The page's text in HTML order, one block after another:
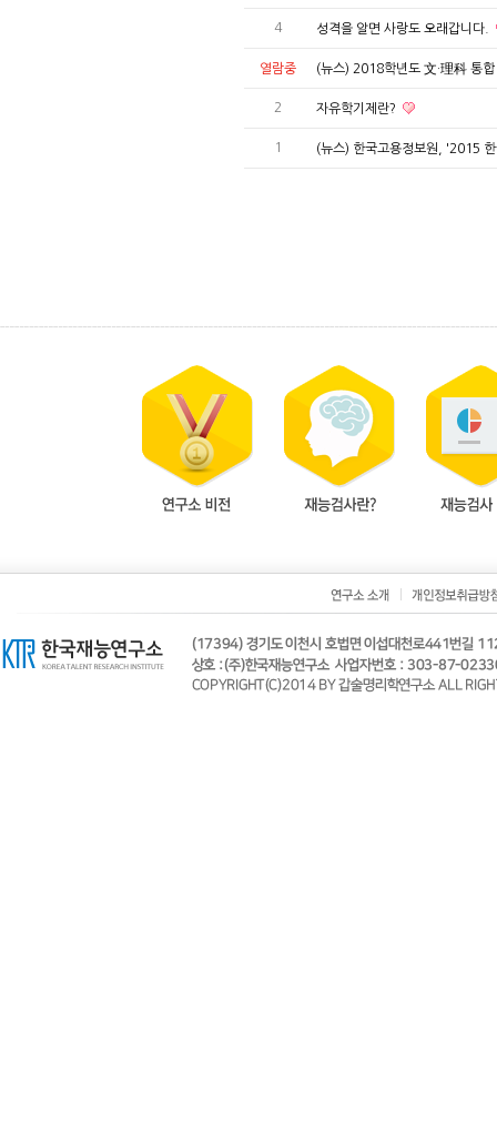
4 성격을 알면 사랑도 오래갑니다.
열람중 (뉴스) 2018학년도 文·理科 통
2 자유학기제란?
1 (뉴스) 한국고용정보원, '2015